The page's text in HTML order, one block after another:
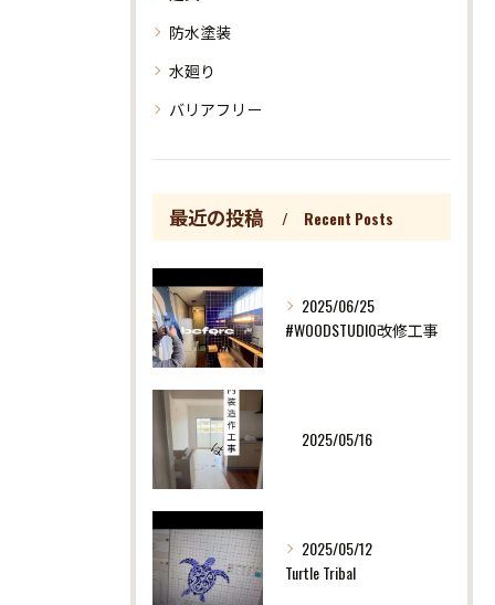
防水塗装
水廻り
バリアフリー
最近の投稿 Recent Posts
2025/06/25
#WOODSTUDIO改修工事
2025/05/16
2025/05/12
Turtle Tribal